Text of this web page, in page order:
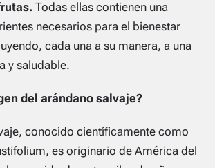
Todas ellas contienen una
necesarios para el bienestar
cada una a su manera, a una
y saludable.
del arándano salvaje?
conocido científicamente como
es originario de América del